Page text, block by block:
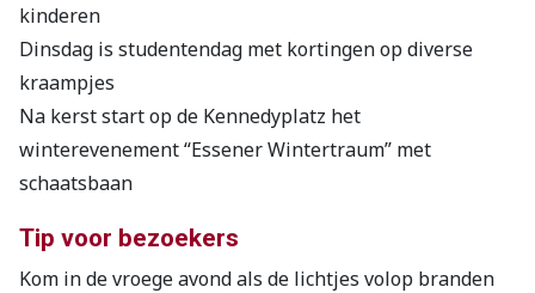
kinderen
Dinsdag is studentendag met kortingen op diverse
kraampjes
Na kerst start op de Kennedyplatz het
winterevenement “Essener Wintertraum” met
schaatsbaan
Tip voor bezoekers
Kom in de vroege avond als de lichtjes volop branden